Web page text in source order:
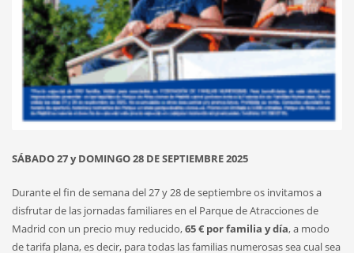
SÁBADO 27 y DOMINGO 28 DE SEPTIEMBRE 2025
Durante el fin de semana del 27 y 28 de septiembre os invitamos a
disfrutar de las jornadas familiares en el Parque de Atracciones de
Madrid con un precio muy reducido,65 € por familia y día, a modo
de tarifa plana, es decir, para todas las familias numerosas sea cual sea